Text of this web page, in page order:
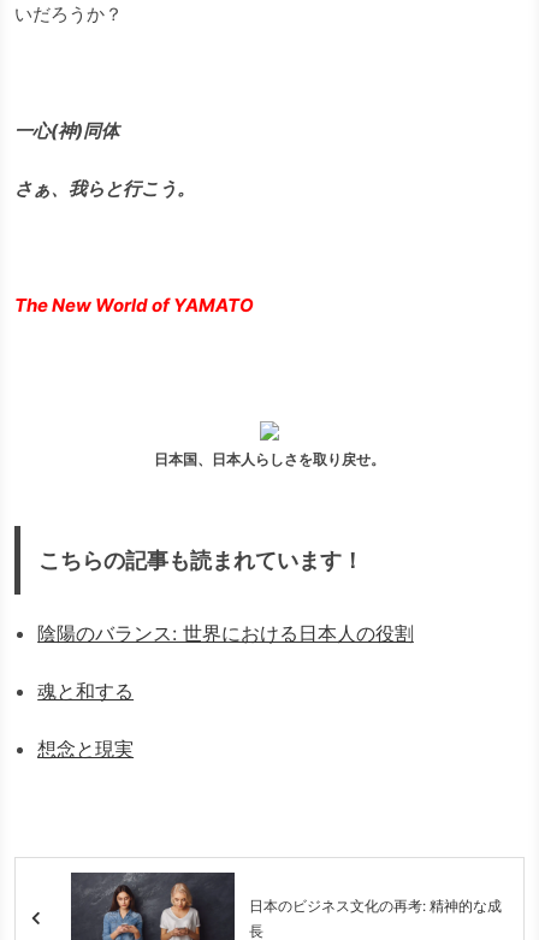
いだろうか？
一心(神)同体
さぁ、我らと行こう。
The New World of YAMATO
日本国、日本人らしさを取り戻せ。
こちらの記事も読まれています！
陰陽のバランス: 世界における日本人の役割
魂と和する
想念と現実
日本のビジネス文化の再考: 精神的な成
長